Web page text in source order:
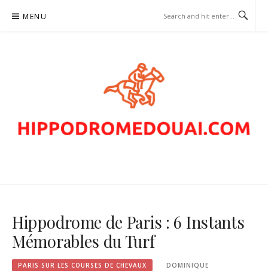
MENU
Hippodrome de Paris : 6 Instants
Mémorables du Turf
PARIS SUR LES COURSES DE CHEVAUX
DOMINIQUE